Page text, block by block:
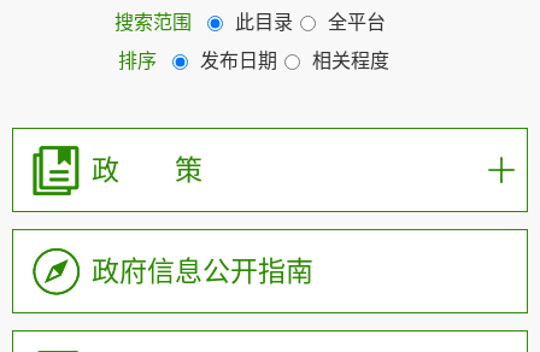
搜索范围
此目录
全平台
排序
发布日期 相关程度
政 策
政府信息公开指南